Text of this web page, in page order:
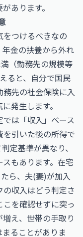
あります。
つけるべきなの
金の扶養から外れ
（勤務先の規模等
ると、自分で国民
先の社会保険に入
発生します。
は「収入」ベース
引いた後の所得で
定基準が異なり、
もあります。在宅
ら、夫(妻)が加入
収入はどう判定さ
を確認せずに突っ
え、世帯の手取り
ることがありま